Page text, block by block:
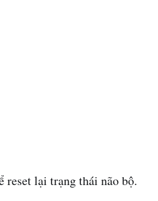
reset lại trạng thái não bộ.